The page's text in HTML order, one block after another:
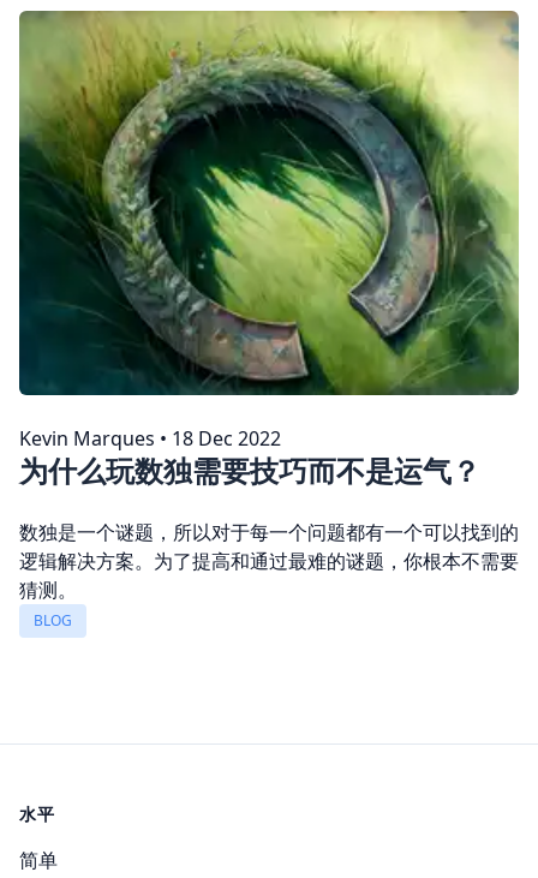
Kevin Marques • 18 Dec 2022
为什么玩数独需要技巧而不是运气？
数独是一个谜题，所以对于每一个问题都有一个可以找到的
逻辑解决方案。为了提高和通过最难的谜题，你根本不需要
猜测。
BLOG
水平
简单